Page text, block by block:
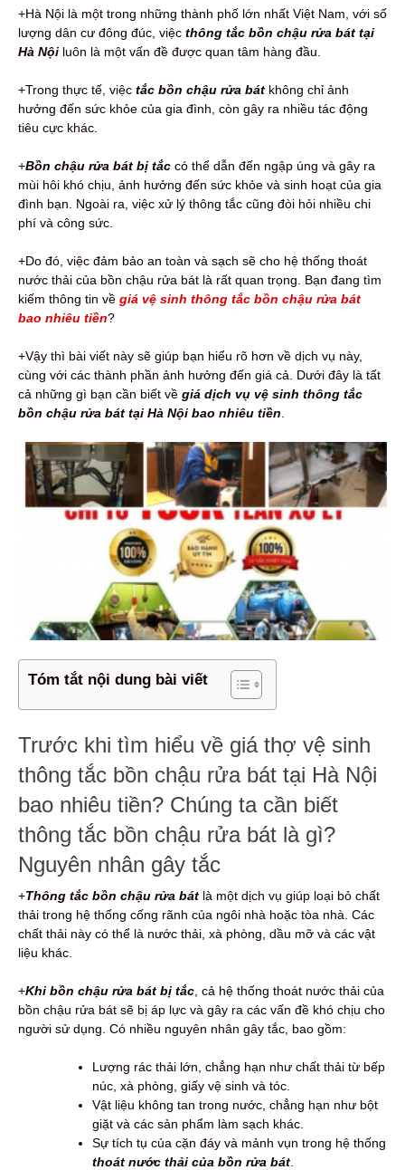
+Hà Nội là một trong những thành phố lớn nhất Việt Nam, với số
lượng dân cư đông đúc, việc thông tắc bồn chậu rửa bát tại
Hà Nội luôn là một vấn đề được quan tâm hàng đầu.
+Trong thực tế, việc tắc bồn chậu rửa bát không chỉ ảnh
hưởng đến sức khỏe của gia đình, còn gây ra nhiều tác động
tiêu cực khác.
+Bồn chậu rửa bát bị tắc có thể dẫn đến ngập úng và gây ra
mùi hôi khó chịu, ảnh hưởng đến sức khỏe và sinh hoạt của gia
đình bạn. Ngoài ra, việc xử lý thông tắc cũng đòi hỏi nhiều chi
phí và công sức.
+Do đó, việc đảm bảo an toàn và sạch sẽ cho hệ thống thoát
nước thải của bồn chậu rửa bát là rất quan trọng. Bạn đang tìm
kiếm thông tin về giá vệ sinh thông tắc bồn chậu rửa bát
bao nhiêu tiền?
+Vậy thì bài viết này sẽ giúp bạn hiểu rõ hơn về dịch vụ này,
cùng với các thành phần ảnh hưởng đến giá cả. Dưới đây là tất
cả những gì bạn cần biết về giá dịch vụ vệ sinh thông tắc
bồn chậu rửa bát tại Hà Nội bao nhiêu tiền
Tóm tắt nội dung bài viết
Trước khi tìm hiểu về giá thợ vệ sinh
thông tắc bồn chậu rửa bát tại Hà Nội
bao nhiêu tiền? Chúng ta cần biết
thông tắc bồn chậu rửa bát là gì?
Nguyên nhân gây tắc
+Thông tắc bồn chậu rửa bát là một dịch vụ giúp loại bỏ chất
thải trong hệ thống cống rãnh của ngôi nhà hoặc tòa nhà. Các
chất thải này có thể là nước thải, xà phòng, dầu mỡ và các vật
liệu khác.
+Khi bồn chậu rửa bát bị tắc , cả hệ thống thoát nước thải của
bồn chậu rửa bát sẽ bị áp lực và gây ra các vấn đề khó chịu cho
người sử dụng. Có nhiều nguyên nhân gây tắc, bao gồm:
Lượng rác thải lớn, chẳng hạn như chất thải từ bếp
núc, xà phòng, giấy vệ sinh và tóc.
Vật liệu không tan trong nước, chẳng hạn như bột
giặt và các sản phẩm làm sạch khác.
Sự tích tụ của cặn đáy và mảnh vụn trong hệ thống
thoát nước thải của bồn rửa bát